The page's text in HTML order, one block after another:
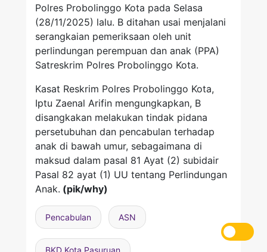
Polres Probolinggo Kota pada Selasa
(28/11/2025) lalu. B ditahan usai menjalani
serangkaian pemeriksaan oleh unit
perlindungan perempuan dan anak (PPA)
Satreskrim Polres Probolinggo Kota.
Kasat Reskrim Polres Probolinggo Kota,
Iptu Zaenal Arifin mengungkapkan, B
disangkakan melakukan tindak pidana
persetubuhan dan pencabulan terhadap
anak di bawah umur, sebagaimana di
maksud dalam pasal 81 Ayat (2) subidair
Pasal 82 ayat (1) UU tentang Perlindungan
Anak. (pik/why)
Pencabulan ASN
BKD Kota Pasuruan